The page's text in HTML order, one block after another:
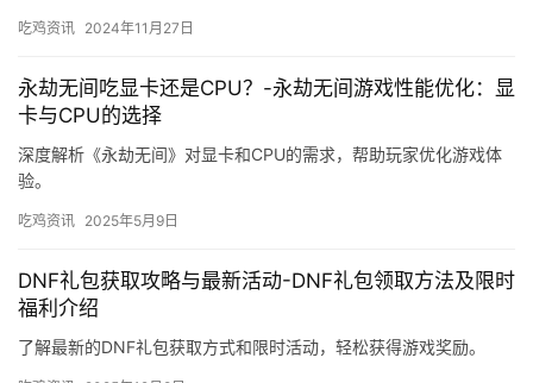
吃鸡资讯 2024年11月27日
永劫无间吃显卡还是CPU？-永劫无间游戏性能优化：显
卡与CPU的选择
深度解析《永劫无间》对显卡和CPU的需求，帮助玩家优化游戏体
验。
吃鸡资讯 2025年5月9日
DNF礼包获取攻略与最新活动-DNF礼包领取方法及限时
福利介绍
了解最新的DNF礼包获取方式和限时活动，轻松获得游戏奖励。